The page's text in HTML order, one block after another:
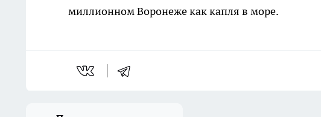
миллионном Воронеже как капля в море.